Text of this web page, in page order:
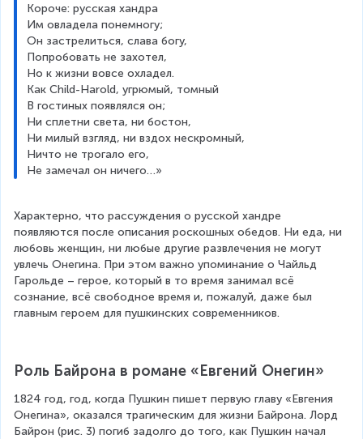
Короче: русская хандра
Им овладела понемногу;
Он застрелиться, слава богу,
Попробовать не захотел,
Но к жизни вовсе охладел.
Как Child-Harold, угрюмый, томный
В гостиных появлялся он;
Ни сплетни света, ни бостон,
Ни милый взгляд, ни вздох нескромный,
Ничто не трогало его,
Не замечал он ничего…»
Характерно, что рассуждения о русской хандре
появляются после описания роскошных обедов. Ни еда, ни
любовь женщин, ни любые другие развлечения не могут
увлечь Онегина. При этом важно упоминание о Чайльд
Гарольде – герое, который в то время занимал всё
сознание, всё свободное время и, пожалуй, даже был
главным героем для пушкинских современников.
Роль Байрона в романе «Евгений Онегин»
1824 год, год, когда Пушкин пишет первую главу «Евгения
Онегина», оказался трагическим для жизни Байрона. Лорд
Байрон (рис. 3) погиб задолго до того, как Пушкин начал